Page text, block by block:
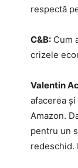
respectă
C&B: Cum
crizele
Valentin
afacerea
Amazon.
pentru un
redeschid.